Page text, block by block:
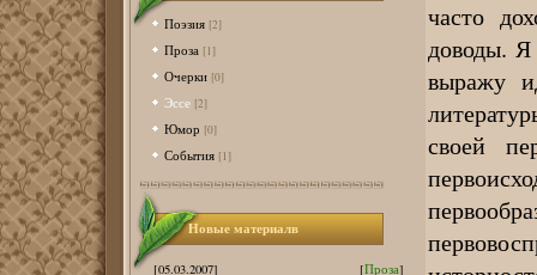
Поэзия [2]
Проза [1]
Очерки [0]
Эссе [2]
Юмор [0]
События [1]
Новые материалв
[05.03.2007] [Проза]
часто
доводы.
выражу
своей